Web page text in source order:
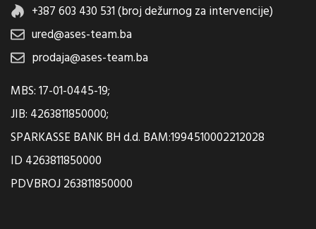
+387 603 430 531 (broj dežurnog za intervencije)
ured@ases-team.ba
prodaja@ases-team.ba
MBS: 17-01-0445-19;
JIB: 4263811850000;
SPARKASSE BANK BH d.d. BAM:1994510002212028
ID 4263811850000
PDVBROJ 263811850000